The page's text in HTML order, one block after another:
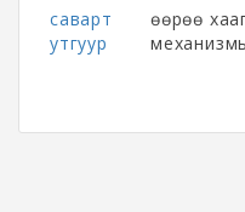
саварт
утгуур
өөрөө